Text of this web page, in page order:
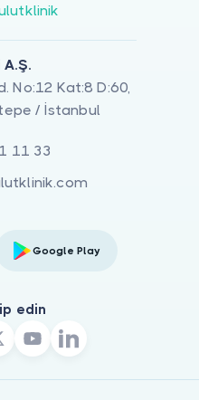
No:12 Kat:8 D:60,
/ İstanbul
11 33
Google Play
edin